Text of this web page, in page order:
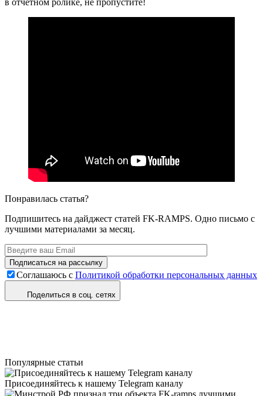
в отчетном ролике, не пропустите!
Понравилась статья?
Подпишитесь на дайджест статей FK-RAMPS. Одно письмо с
лучшими материалами за месяц.
Соглашаюсь с Политикой обработки персональных данных
Поделиться в соц. сетях
Популярные статьи
Присоединяйтесь к нашему Telegram каналу